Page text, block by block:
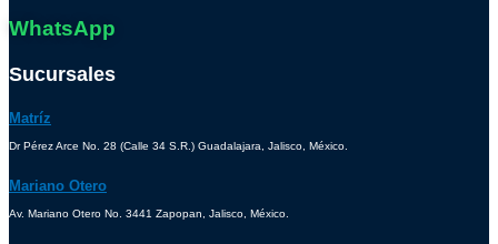
WhatsApp
Sucursales
Matríz
Dr Pérez Arce No. 28 (Calle 34 S.R.) Guadalajara, Jalisco, México.
Mariano Otero
Av. Mariano Otero No. 3441 Zapopan, Jalisco, México.